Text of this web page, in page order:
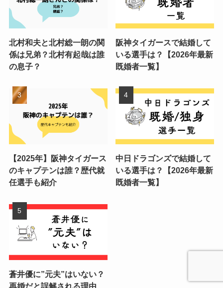
北村和夫と北村総一朗の関
係は兄弟？北村有起哉は誰
の息子？
阪神タイガースで結婚して
いる選手は？【2026年最新
既婚者一覧】
【2025年】阪神タイガース
のキャプテンは誰？歴代就
任選手も紹介
中日ドラゴンズで結婚して
いる選手は？【2026年最新
既婚者一覧】
蒼井優に”元夫”はいない？
再婚だと誤解される理由